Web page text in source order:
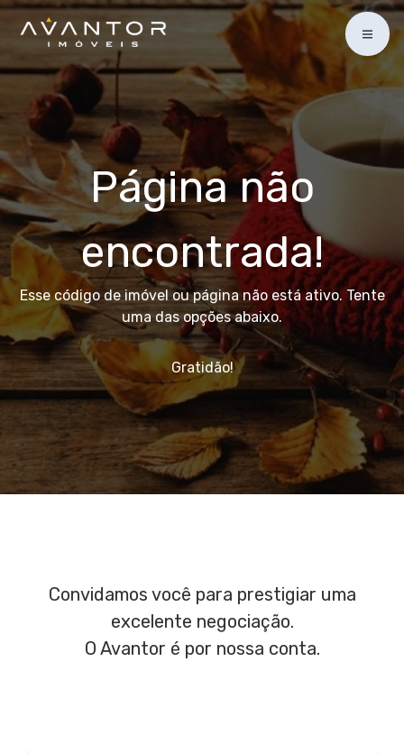
Página não
encontrada!
Esse código de imóvel ou página não está ativo. Tente
uma das opções abaixo.
Gratidão!
Convidamos você para prestigiar uma
excelente negociação.
O Avantor é por nossa conta.